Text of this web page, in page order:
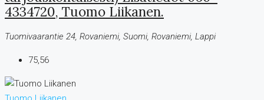
4334720, Tuomo Liikanen.
Tuomivaarantie 24, Rovaniemi, Suomi, Rovaniemi, Lappi
75,56